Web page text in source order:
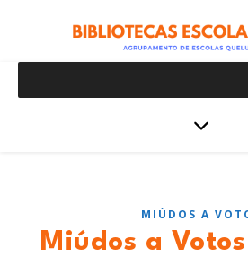
MIÚDOS A
Miúdos a